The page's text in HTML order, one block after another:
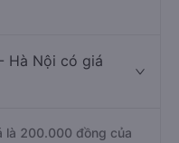
Hà Nội có giá
là 200.000 đồng của